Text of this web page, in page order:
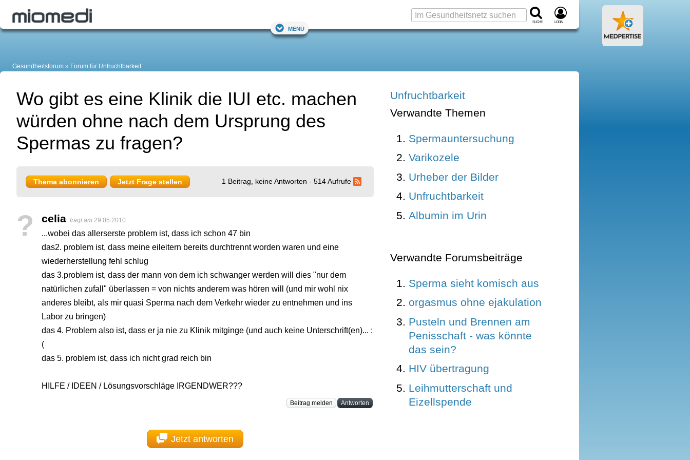
Suche Login
Menü
Gesundheitsforum Forum für Unfruchtbarkeit
Wo gibt es eine Klinik die IUI etc. machen
würden ohne nach dem Ursprung des
Spermas zu fragen?
Thema abonnieren Jetzt Frage stellen 1 Beitrag, keine Antworten - 514 Aufrufe
? celia fragt am 29.05.2010
...wobei das allerserste problem ist, dass ich schon 47 bin
das2. problem ist, dass meine eileitern bereits durchtrennt worden waren und eine
wiederherstellung fehl schlug
das 3.problem ist, dass der mann von dem ich schwanger werden will dies "nur dem
natürlichen zufall" überlassen = von nichts anderem was hören will (und mir wohl nix
anderes bleibt, als mir quasi Sperma nach dem Verkehr wieder zu entnehmen und ins
Labor zu bringen)
das 4. Problem also ist, dass er ja nie zu Klinik mitginge (und auch keine Unterschrift(en)... :
(
das 5. problem ist, dass ich nicht grad reich bin
HILFE / IDEEN / Lösungsvorschläge IRGENDWER???
Beitrag melden Antworten
Jetzt antworten
Unfruchtbarkeit
Verwandte Themen
Spermauntersuchung
Varikozele
Urheber der Bilder
Unfruchtbarkeit
Albumin im Urin
Verwandte Forumsbeiträge
Sperma sieht komisch aus
orgasmus ohne ejakulation
Pusteln und Brennen am
Penisschaft - was könnte
das sein?
HIV übertragung
Leihmutterschaft und
Eizellspende